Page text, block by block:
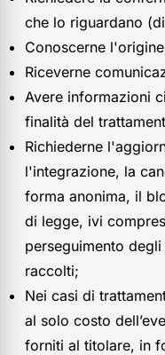
che lo riguardano
Conoscerne
Riceverne
Avere informazioni
finalità del
Richiederne
l'integrazione, la
forma anonima, il
di legge, ivi
perseguimento
raccolti;
Nei casi di
al solo costo
forniti al titolare, in